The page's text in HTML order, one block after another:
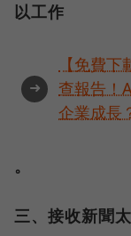
以工作
➜
【免費
查報告！
企業成長
。
三、接收新聞